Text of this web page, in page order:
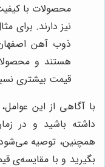
محصولات با
نیز دارند. برای
ذوب آهن
هستند و
قیمت بیشتری
با آگاهی از این
داشته باشید و در
همچنین، توصیه
بگیرید و با مقایسه‌ی